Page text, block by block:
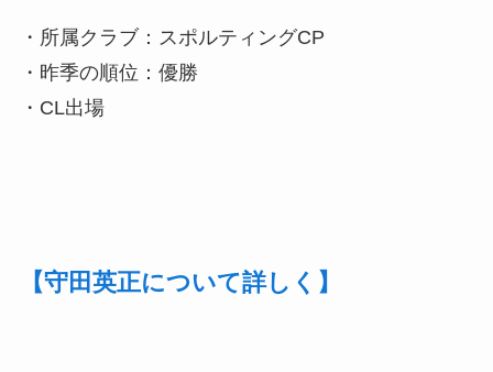
・所属クラブ：スポルティングCP
・昨季の順位：優勝
・CL出場
【守田英正について詳しく】